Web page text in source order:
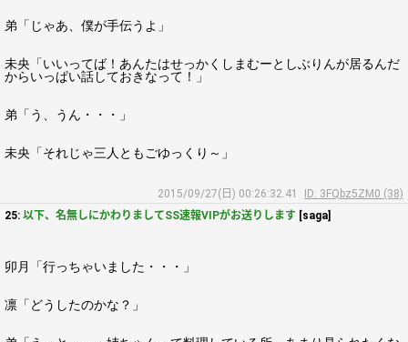
弟「じゃあ、僕が手伝うよ」
未央「いいってば！あんたはせっかくしまむーとしぶりんが居るんだ
からいっぱい話しておきなって！」
弟「う、うん・・・」
未央「それじゃ三人ともごゆっくり～」
2015/09/27(日) 00:26:32.41
ID: 3FQbz5ZM0 (38)
25: 以下、名無しにかわりましてSS速報VIPがお送りします [saga]
卯月「行っちゃいました・・・」
凛「どうしたのかな？」